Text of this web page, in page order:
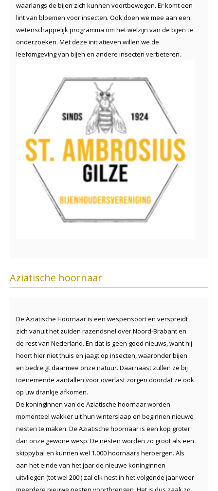
waarlangs de bijen zich kunnen voortbewegen. Er komt een
lint van bloemen voor insecten. Ook doen we mee aan een
wetenschappelijk programma om het welzijn van de bijen te
onderzoeken. Met deze initiatieven willen we de
leefomgeving van bijen en andere insecten verbeteren.
Aziatische hoornaar
De Aziatische Hoornaar is een wespensoort en verspreidt
zich vanuit het zuiden razendsnel over Noord-Brabant en
de rest van Nederland. En dat is geen goed nieuws, want hij
hoort hier niet thuis en jaagt op insecten, waaronder bijen
en bedreigt daarmee onze natuur. Daarnaast zullen ze bij
toenemende aantallen voor overlast zorgen doordat ze ook
op uw drankje afkomen.
De koninginnen van de Aziatische hoornaar worden
momenteel wakker uit hun winterslaap en beginnen nieuwe
nesten te maken. De Aziatische hoornaar is een kop groter
dan onze gewone wesp. De nesten worden zo groot als een
skippybal en kunnen wel 1.000 hoornaars herbergen. Als
aan het einde van het jaar de nieuwe koninginnen
uitvliegen (tot wel 200!) zal elk nest in het volgende jaar weer